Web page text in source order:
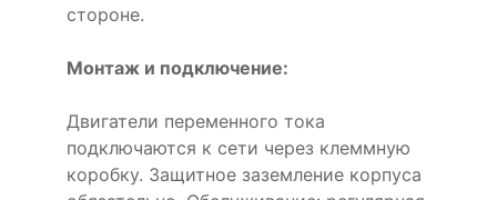
стороне.
Монтаж и подключение:
Двигатели переменного тока
подключаются к сети через клеммную
коробку. Защитное заземление корпуса